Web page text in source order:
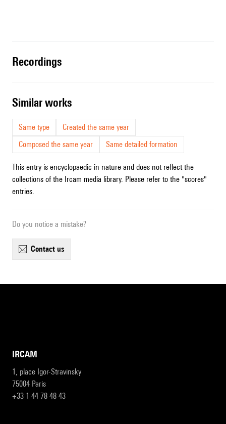
recordings
similar works
Same type
Created the same year
Composed the same year
Same detailed formation
This entry is encyclopaedic in nature and does not reflect the
collections of the Ircam media library. Please refer to the "scores"
entries.
Do you notice a mistake?
contact us
IRCAM
1, place Igor-Stravinsky
75004 Paris
+33 1 44 78 48 43